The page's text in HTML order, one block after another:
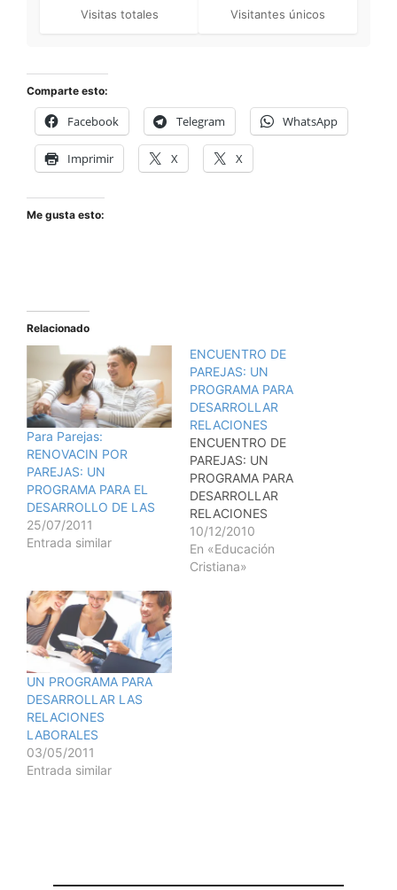
Visitas totales Visitantes únicos
Comparte esto:
Facebook Telegram WhatsApp
Imprimir X X
Me gusta esto:
Relacionado
Para Parejas:
RENOVACIN POR
PAREJAS: UN
PROGRAMA PARA EL
DESARROLLO DE LAS
25/07/2011
Entrada similar
ENCUENTRO DE
PAREJAS: UN
PROGRAMA PARA
DESARROLLAR
RELACIONES
ENCUENTRO DE
PAREJAS: UN
PROGRAMA PARA
DESARROLLAR
RELACIONES
OBJETIVO: Explorar,
conocer y confiar en otra
persona a travs de una
10/12/2010
En «Educación
Cristiana»
UN PROGRAMA PARA
DESARROLLAR LAS
RELACIONES
LABORALES
03/05/2011
Entrada similar